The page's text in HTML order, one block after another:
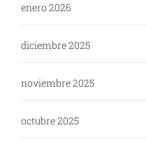
enero 2026
diciembre 2025
noviembre 2025
octubre 2025